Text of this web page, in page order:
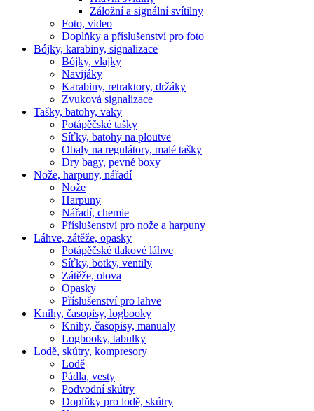
Záložní a signální svítilny
Foto, video
Doplňky a příslušenství pro foto
Bójky, karabiny, signalizace
Bójky, vlajky
Navijáky
Karabiny, retraktory, držáky
Zvuková signalizace
Tašky, batohy, vaky
Potápěčské tašky
Síťky, batohy na ploutve
Obaly na regulátory, malé tašky
Dry bagy, pevné boxy
Nože, harpuny, nářadí
Nože
Harpuny
Nářadí, chemie
Příslušenství pro nože a harpuny
Láhve, zátěže, opasky
Potápěčské tlakové láhve
Síťky, botky, ventily
Zátěže, olova
Opasky
Příslušenství pro lahve
Knihy, časopisy, logbooky
Knihy, časopisy, manualy
Logbooky, tabulky
Lodě, skútry, kompresory
Lodě
Pádla, vesty
Podvodní skútry
Doplňky pro lodě, skútry